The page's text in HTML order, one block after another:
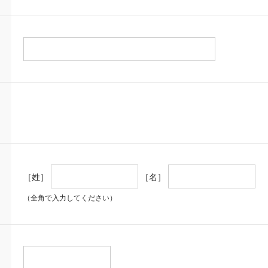
［姓］ ［名］
（全角で入力してください）